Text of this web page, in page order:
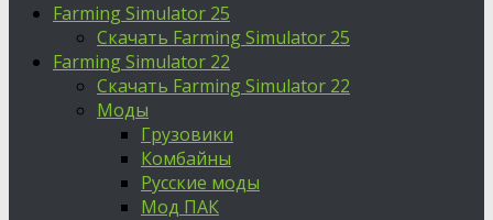
Farming Simulator 25
Скачать Farming Simulator 25
Farming Simulator 22
Скачать Farming Simulator 22
Моды
Грузовики
Комбайны
Русские моды
Мод ПАК